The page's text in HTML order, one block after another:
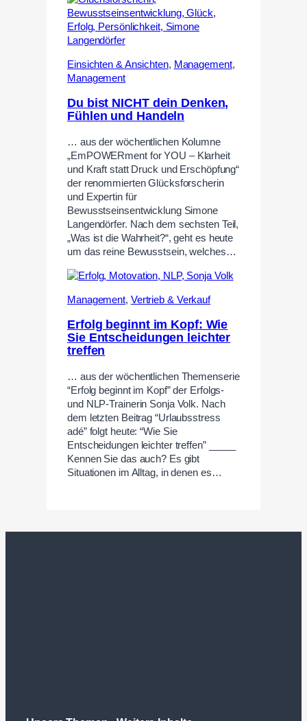
Einsichten & Ansichten, Management,
Management
Du bist NICHT dein Denken,
Fühlen und Handeln
… aus der wöchentlichen Kolumne
„EmPOWERment for YOU – Klarheit
und Kraft statt Druck und Erschöpfung“
der renommierten Glücksforscherin
und Expertin für
Bewusstseinsentwicklung Simone
Langendörfer. Nach dem sechsten Teil,
„Was ist die Wahrheit?“, geht es heute
um das reine Bewusstsein, welches…
Management, Vertrieb & Verkauf
Erfolg beginnt im Kopf: Wie
Sie Entscheidungen leichter
treffen
… aus der wöchentlichen Themenserie
“Erfolg beginnt im Kopf” der Erfolgs-
und NLP-Trainerin Sonja Volk. Nach
dem letzten Beitrag “Urlaubsstress
adé” folgt heute: “Wie Sie
Entscheidungen leichter treffen” _____
Kennen Sie das auch? Es gibt
Situationen im Alltag, in denen es…